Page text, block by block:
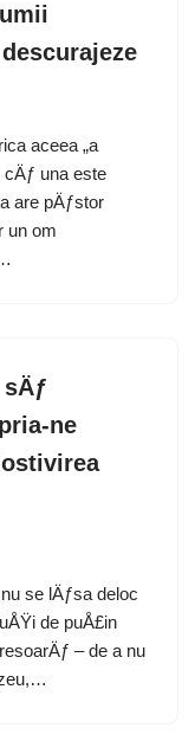
aceea „a
cÄƒ una este
are pÄƒstor
un om
ne
se lÄƒsa deloc
de puÅ£in
– de a nu